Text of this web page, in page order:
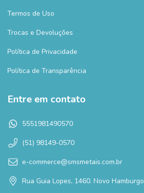
Termos de Uso
Trocas e Devoluções
Política de Privacidade
Política de Transparência
Entre em contato
5551981490570
(51) 98149-0570
e-commerce@smsmetais.com.br
Rua Guia Lopes, 1460. Novo Hamburgo